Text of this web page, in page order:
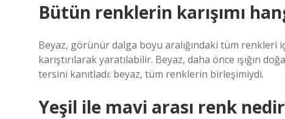
Bütün renklerin karışımı
Beyaz, görünür dalga boyu aralığındaki tüm renkleri
karıştırılarak yaratılabilir. Beyaz, daha önce ışığın
tersini kanıtladı: beyaz, tüm renklerin birleşimiydi.
Yeşil ile mavi arası renk